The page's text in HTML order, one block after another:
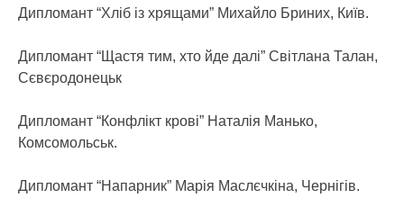
Дипломант “Хліб із хрящами” Михайло Бриних, Київ.
Дипломант “Щастя тим, хто йде далі” Світлана Талан,
Сєвєродонецьк
Дипломант “Конфлікт крові” Наталія Манько,
Комсомольськ.
Дипломант “Напарник” Марія Маслєчкіна, Чернігів.